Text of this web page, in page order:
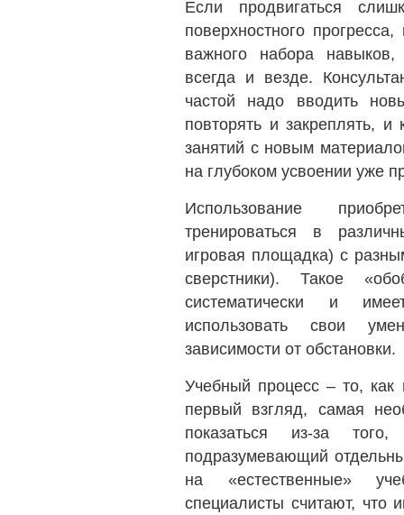
Если продвигаться
поверхностного
важного набора навыков,
всегда и везде.
частой надо вводить
повторять и закреплять, и
занятий с новым
на глубоком усвоении уже
Использование
тренироваться в
игровая площадка) с
сверстники). Такое
систематически и
использовать свои
зависимости от обстановки.
Учебный процесс – то,
первый взгляд, самая
показаться из-за
подразумевающий
на «естественные»
специалисты считают, что